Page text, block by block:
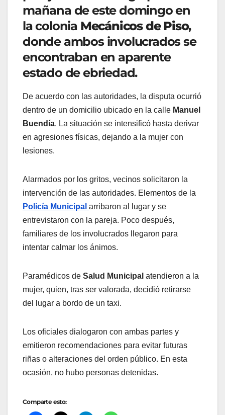
mañana de este domingo en
la colonia Mecánicos de Piso,
donde ambos involucrados se
encontraban en aparente
estado de ebriedad.
De acuerdo con las autoridades, la disputa ocurrió
dentro de un domicilio ubicado en la calle Manuel
Buendía. La situación se intensificó hasta derivar
en agresiones físicas, dejando a la mujer con
lesiones.
Alarmados por los gritos, vecinos solicitaron la
intervención de las autoridades. Elementos de la
Policía Municipal arribaron al lugar y se
entrevistaron con la pareja. Poco después,
familiares de los involucrados llegaron para
intentar calmar los ánimos.
Paramédicos de Salud Municipal atendieron a la
mujer, quien, tras ser valorada, decidió retirarse
del lugar a bordo de un taxi.
Los oficiales dialogaron con ambas partes y
emitieron recomendaciones para evitar futuras
riñas o alteraciones del orden público. En esta
ocasión, no hubo personas detenidas.
Comparte esto: